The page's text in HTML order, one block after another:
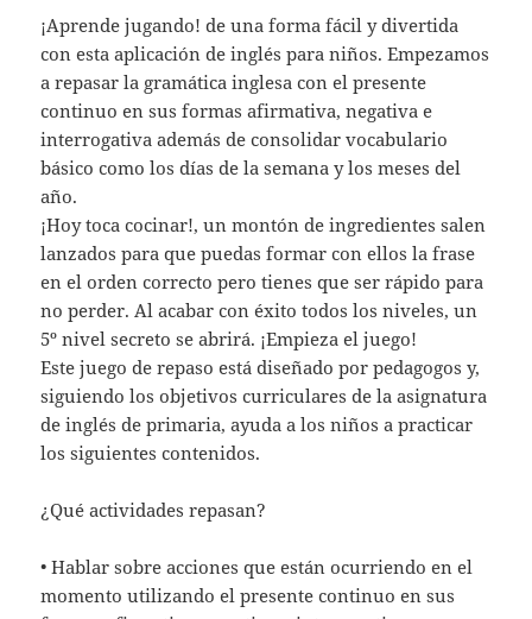
¡Aprende jugando! de una forma fácil y divertida
con esta aplicación de inglés para niños. Empezamos
a repasar la gramática inglesa con el presente
continuo en sus formas afirmativa, negativa e
interrogativa además de consolidar vocabulario
básico como los días de la semana y los meses del
año.
¡Hoy toca cocinar!, un montón de ingredientes salen
lanzados para que puedas formar con ellos la frase
en el orden correcto pero tienes que ser rápido para
no perder. Al acabar con éxito todos los niveles, un
5º nivel secreto se abrirá. ¡Empieza el juego!
Este juego de repaso está diseñado por pedagogos y,
siguiendo los objetivos curriculares de la asignatura
de inglés de primaria, ayuda a los niños a practicar
los siguientes contenidos.
¿Qué actividades repasan?
• Hablar sobre acciones que están ocurriendo en el
momento utilizando el presente continuo en sus